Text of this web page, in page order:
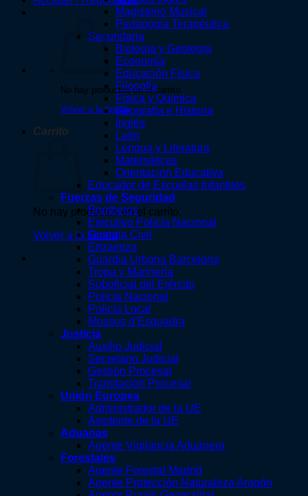
No hay productos en el carrito.
Volver a la tienda
Carrito
No hay productos en el carrito.
Volver a la tienda
Magisterio Musical
Pedagogía Terapéutica
Secundaria
Biología y Geología
Economía
Educación Física
Filosofía
Física y Química
Geografía e Historia
Inglés
Latín
Lengua y Literatura
Matemáticas
Orientación Educativa
Educador de Escuelas Infantiles
Fuerzas de Seguridad
Bomberos
Ejecutivo Policía Nacional
Guardia Civil
Ertzaintza
Guardia Urbana Barcelona
Tropa y Marinería
Suboficial del Ejército
Policía Nacional
Policía Local
Mossos d’Esquadra
Justicia
Auxilio Judicial
Secretario Judicial
Gestión Procesal
Tramitación Procesal
Unión Europea
Administrador de la UE
Asistente de la UE
Aduanas
Agente Vigilancia Aduanera
Forestales
Agente Forestal Madrid
Agente Protección Naturaleza Aragón